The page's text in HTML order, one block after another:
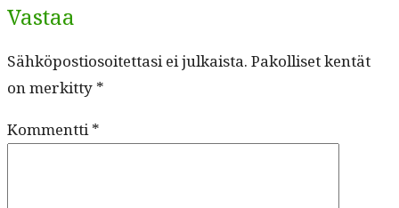
Vastaa
Sähköpostiosoitettasi ei julkaista. Pakolliset kentät
on merkitty *
Kommentti*